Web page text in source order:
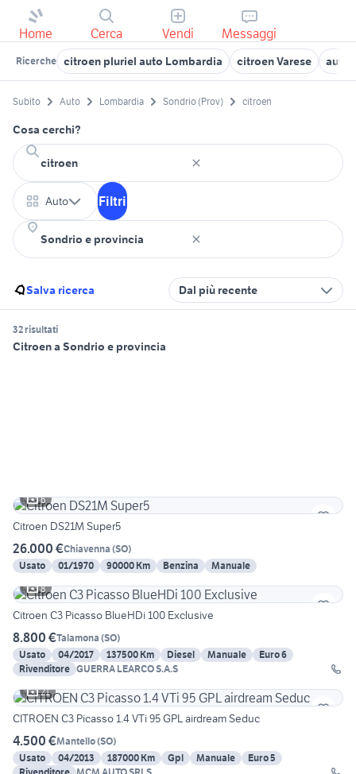
Home Cerca Vendi Messaggi
Ricerche citroen pluriel auto Lombardia citroen Varese auto
Subito Auto Lombardia Sondrio (Prov) citroen
Cosa cerchi?
Auto Filtri
Salva ricerca Dal più recente
32 risultati
Citroen a Sondrio e provincia
6
Citroen DS21M Super5
26.000 €Chiavenna (SO)
Usato
01/1970 90000 Km Benzina
Manuale
8
Citroen C3 Picasso BlueHDi 100 Exclusive
8.800 €Talamona (SO)
Usato
04/2017 137500 Km Diesel Manuale
Euro 6
Rivenditore GUERRA LEARCO S.A.S
21
CITROEN C3 Picasso 1.4 VTi 95 GPL airdream Seduc
4.500 €Mantello(SO)
Usato
04/2013 187000 Km Gpl Manuale
Euro 5